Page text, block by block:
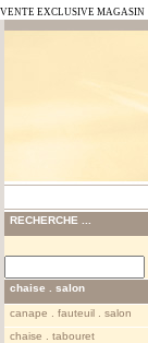
VENTE EXCLUSIVE MAGASIN
RECHERCHE ...
chaise . salon
canape . fauteuil . salon
chaise . tabouret